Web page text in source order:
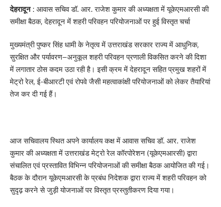
देहरादून : आवास सचिव डॉ. आर. राजेश कुमार की अध्यक्षता में यूकेएमआरसी की
समीक्षा बैठक, देहरादून में शहरी परिवहन परियोजनाओं पर हुई विस्तृत चर्चा
मुख्यमंत्री पुष्कर सिंह धामी के नेतृत्व में उत्तराखंड सरकार राज्य में आधुनिक,
सुरक्षित और पर्यावरण–अनुकूल शहरी परिवहन प्रणाली विकसित करने की दिशा
में लगातार ठोस कदम उठा रही है। इसी क्रम में देहरादून सहित प्रमुख शहरों में
मेट्रो रेल, ई-बीआरटी एवं रोपवे जैसी महत्वाकांक्षी परियोजनाओं को लेकर तैयारियां
तेज कर दी गई हैं।
आज सचिवालय स्थित अपने कार्यालय कक्ष में आवास सचिव डॉ. आर. राजेश
कुमार की अध्यक्षता में उत्तराखंड मेट्रो रेल कॉरपोरेशन (यूकेएमआरसी) द्वारा
संचालित एवं प्रस्तावित विभिन्न परियोजनाओं की समीक्षा बैठक आयोजित की गई।
बैठक के दौरान यूकेएमआरसी के प्रबंध निदेशक द्वारा राज्य में शहरी परिवहन को
सुदृढ़ करने से जुड़ी योजनाओं पर विस्तृत प्रस्तुतीकरण दिया गया।